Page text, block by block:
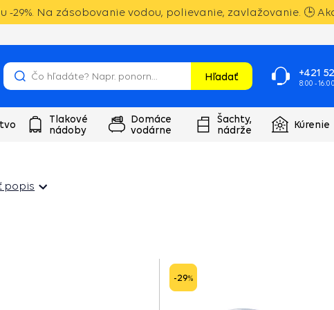
-29%. Na zásobovanie vodou, polievanie, zavlažovanie. 🕒
Hľadať +421
8:00 - 16:00
Tlakové
nádoby
Domáce
vodárne
Šachty,
nádrže
Kúrenie
popis
-29%